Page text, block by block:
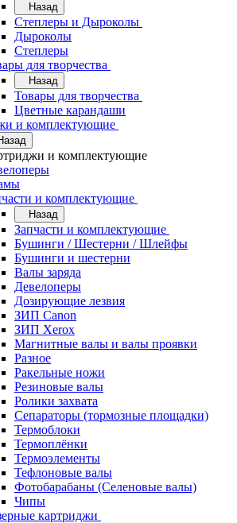
Назад
Степлеры и Дыроколы
Дыроколы
Степлеры
для творчества
Назад
Товары для творчества
Цветные карандаши
и комплектующие
и комплектующие
и комплектующие
Назад
Запчасти и комплектующие
Бушинги / Шестерни / Шлейфы
Бушинги и шестерни
Валы заряда
Девелоперы
Дозирующие лезвия
ЗИП Canon
ЗИП Xerox
Магнитные валы и валы проявки
Разное
Ракельные ножи
Резиновые валы
Ролики захвата
Сепараторы (тормозные площадки)
Термоблоки
Термоплёнки
Термоэлементы
Тефлоновые валы
Фотобарабаны (Селеновые валы)
Чипы
картриджи